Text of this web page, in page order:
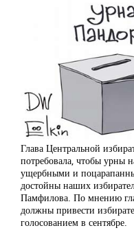
Глава Центральной
потребовала, чтобы урны
ущербными и
достойны наших
Памфилова. По мнению
должны привести
голосованием в сентябре.